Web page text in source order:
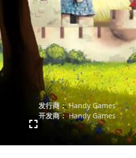
发行商： Handy Games
开发商： Handy Games